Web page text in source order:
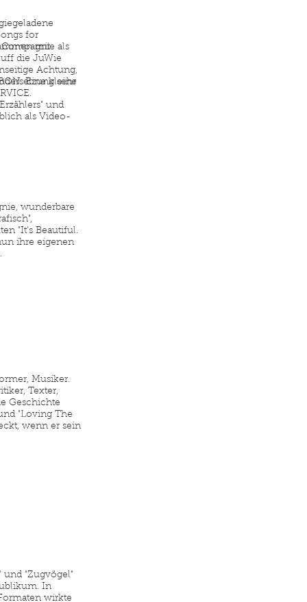
als
Eine kleine
und
als Video-
for
mit
die JuWie
Achtung,
sehr
wunderbare
"It's Beautiful.
ihre eigenen
Musiker.
Texter,
Geschichte
"Loving The
wenn er sein
und "Zugvögel"
In
wirkte